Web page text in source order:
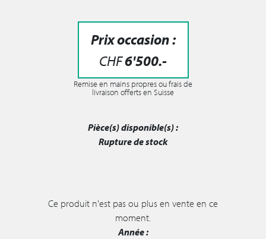
Prix occasion :
CHF6'500.-
Remise en mains propres ou frais de
livraison offerts en Suisse
Pièce(s) disponible(s) :
Rupture de stock
Ce produit n'est pas ou plus en vente en ce
moment.
Année :